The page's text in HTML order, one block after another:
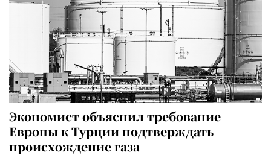
Экономист объяснил требование
Европы к Турции подтверждать
происхождение газа